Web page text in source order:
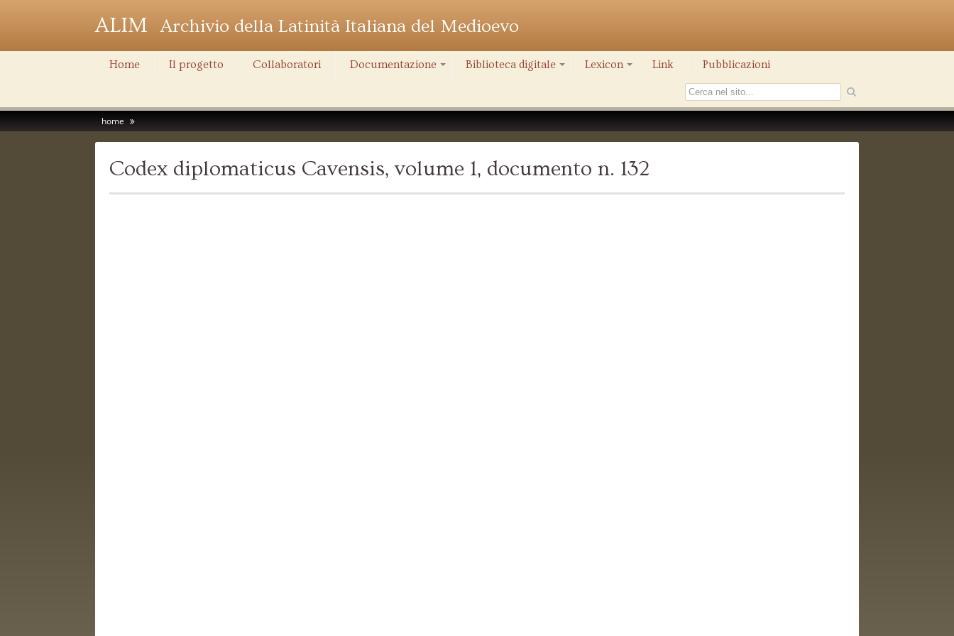
ALIM Archivio della Latinità Italiana del Medioevo
Home Il progetto Collaboratori Documentazione Biblioteca digitale Lexicon Link Pubblicazioni
home
Codex diplomaticus Cavensis, volume 1, documento n. 132